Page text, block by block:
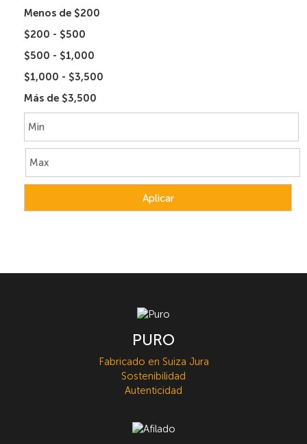
Menos de $200
$200 - $500
$500 - $1,000
$1,000 - $3,500
Más de $3,500
PURO
Fabricado en Suiza Jura
Sostenibilidad
Autenticidad